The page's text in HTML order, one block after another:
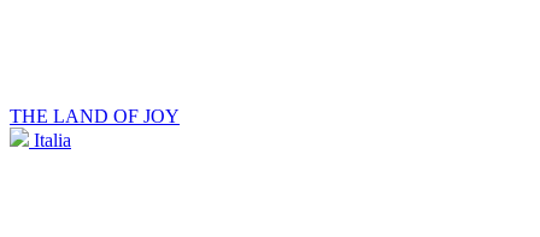
THE LAND OF JOY
Italia